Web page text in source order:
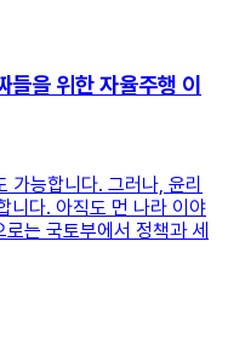
을 위한 자율주행 이
능합니다. 그러나, 윤리
니다. 아직도 먼 나라 이야
는 국토부에서 정책과 세